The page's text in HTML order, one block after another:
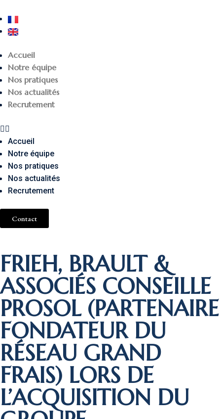
Accueil
Notre équipe
Nos pratiques
Nos actualités
Recrutement
Accueil
Notre équipe
Nos pratiques
Nos actualités
Recrutement
Contact
FRIEH, BRAULT &
ASSOCIÉS CONSEILLE
PROSOL (PARTENAIRE
FONDATEUR DU
RÉSEAU GRAND
FRAIS) LORS DE
L’ACQUISITION DU